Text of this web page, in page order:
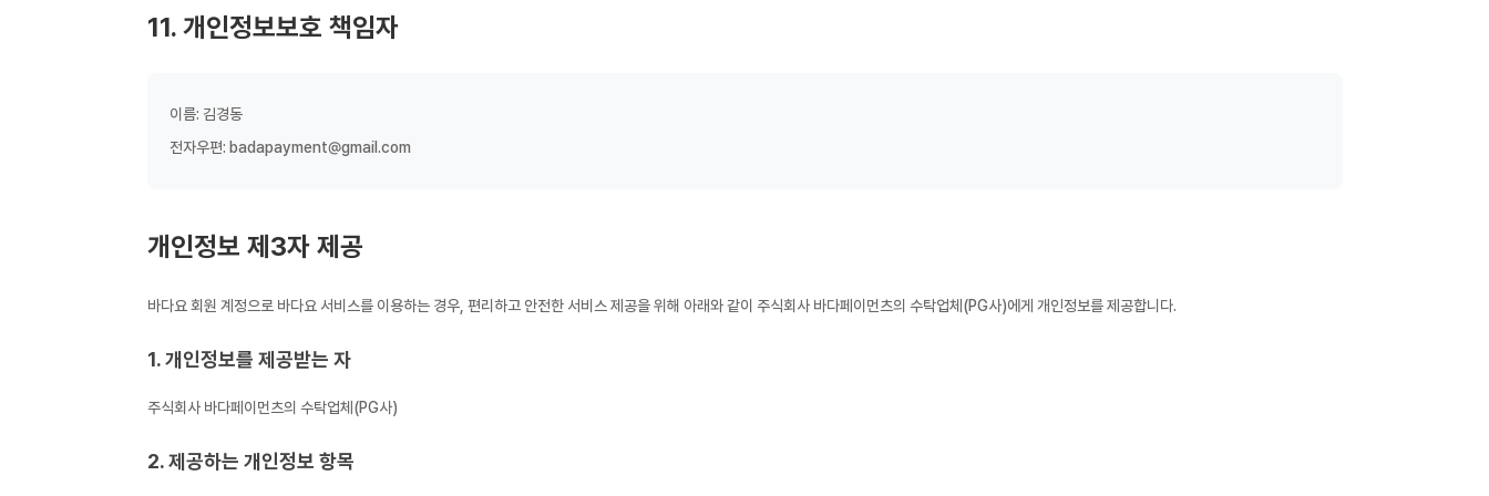
11. 개인정보보호 책임자
이름: 김경동
전자우편: badapayment@gmail.com
개인정보 제3자 제공
바다요 회원 계정으로 바다요 서비스를 이용하는 경우, 편리하고 안전한 서비스 제공을 위해 아래와 같이 주식회사 바다페이먼츠의 수탁업체(PG사)에게 개인정보를 제공합니다.
1. 개인정보를 제공받는 자
주식회사 바다페이먼츠의 수탁업체(PG사)
2. 제공하는 개인정보 항목